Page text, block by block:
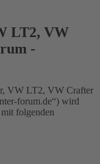
LT2, VW
-
VW LT2, VW Crafter
forum.de“) wird
folgenden